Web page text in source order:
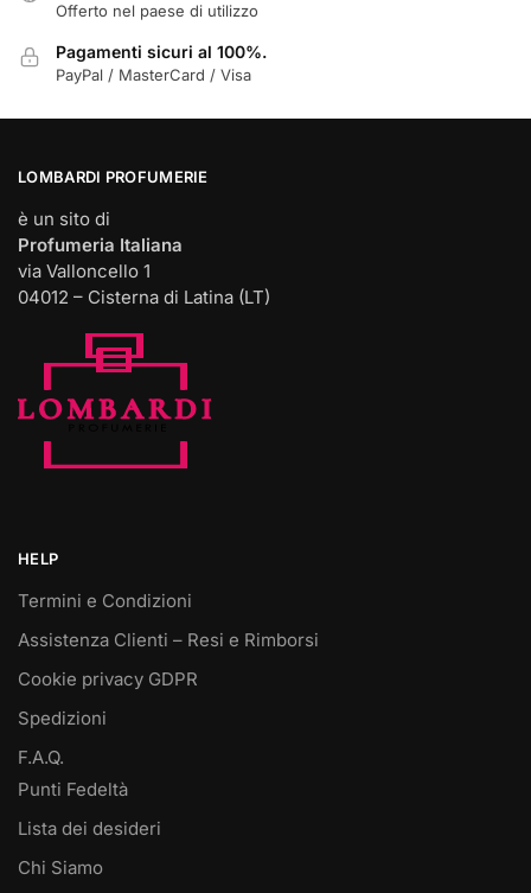
Offerto nel paese di utilizzo
Pagamenti sicuri al 100%.
PayPal / MasterCard / Visa
LOMBARDI PROFUMERIE
è un sito di
Profumeria Italiana
via Valloncello 1
04012 – Cisterna di Latina (LT)
HELP
Termini e Condizioni
Assistenza Clienti – Resi e Rimborsi
Cookie privacy GDPR
Spedizioni
F.A.Q.
Punti Fedeltà
Lista dei desideri
Chi Siamo